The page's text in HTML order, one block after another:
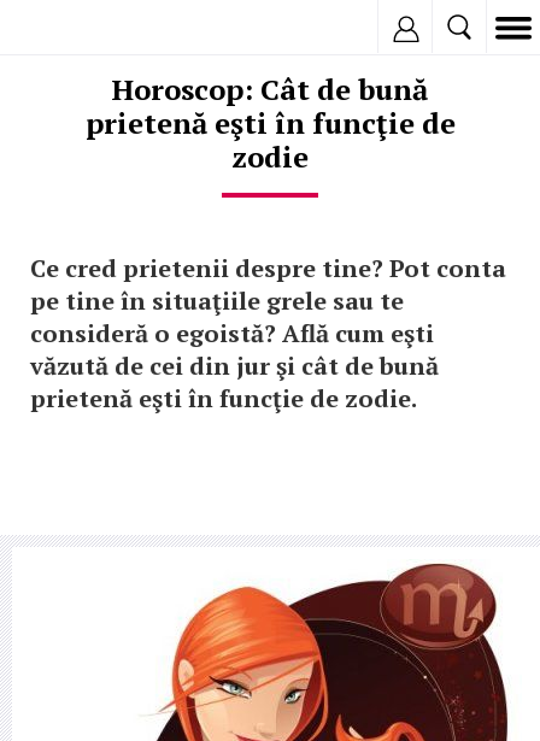
Horoscop: Cât de bună
prietenă eşti în funcţie de
zodie
Ce cred prietenii despre tine? Pot conta
pe tine în situaţiile grele sau te
consideră o egoistă? Află cum eşti
văzută de cei din jur şi cât de bună
prietenă eşti în funcţie de zodie.